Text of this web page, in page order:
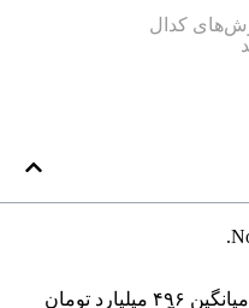
کدال
شرکت در ۸ ماهه سال جاری به طور میانگین ۴۹۶ میلیارد تومان